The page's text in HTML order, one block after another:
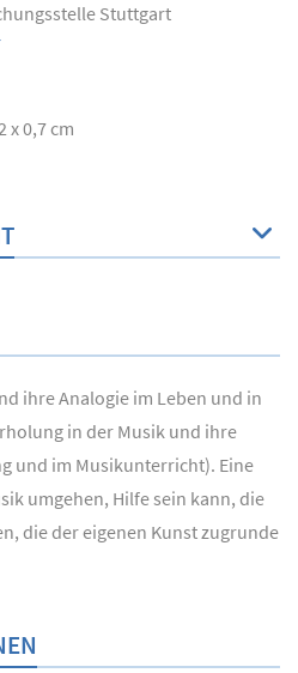
Stuttgart
x 0,7 cm
ihre Analogie im Leben und in
in der Musik und ihre
und im Musikunterricht). Eine
umgehen, Hilfe sein kann, die
die der eigenen Kunst zugrunde